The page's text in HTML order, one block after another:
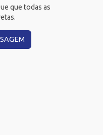
que todas as